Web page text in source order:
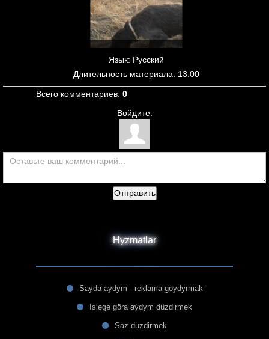
Язык: Русский
Длительность материала: 13:00
Всего комментариев: 0
Войдите:
Отправить
Hyzmatlar
Sayda aydym - reklama goydyrmak
Islege göra aýdym düzdirmek
Saz düzdirmek